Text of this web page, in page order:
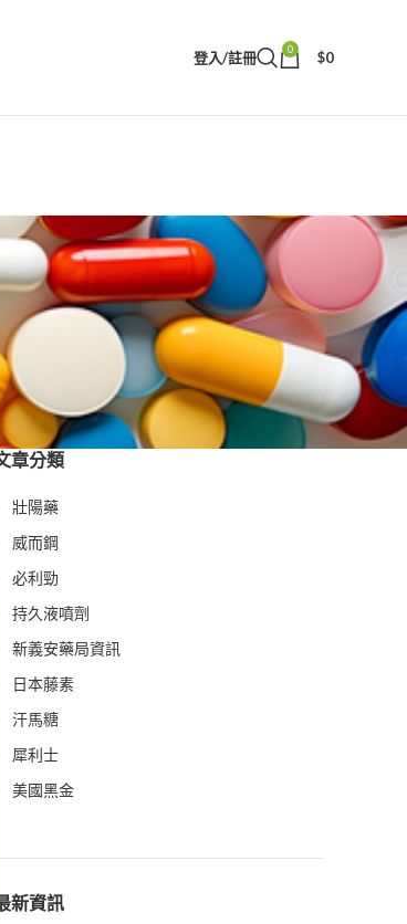
登入/註冊 0 $0
章分類
壯陽藥
威而鋼
必利勁
持久液噴劑
新義安藥局資訊
日本藤素
汗馬糖
犀利士
美國黑金
新資訊